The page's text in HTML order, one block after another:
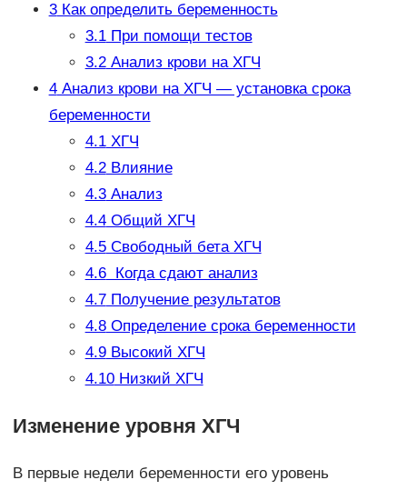
3Как определить беременность
3.1При помощи тестов
3.2Анализ крови на ХГЧ
4Анализ крови на ХГЧ — установка срока
беременности
4.1ХГЧ
4.2Влияние
4.3Анализ
4.4Общий ХГЧ
4.5Свободный бета ХГЧ
4.6Когда сдают анализ
4.7Получение результатов
4.8Определение срока беременности
4.9Высокий ХГЧ
4.10Низкий ХГЧ
Изменение уровня ХГЧ
В первые недели беременности его уровень